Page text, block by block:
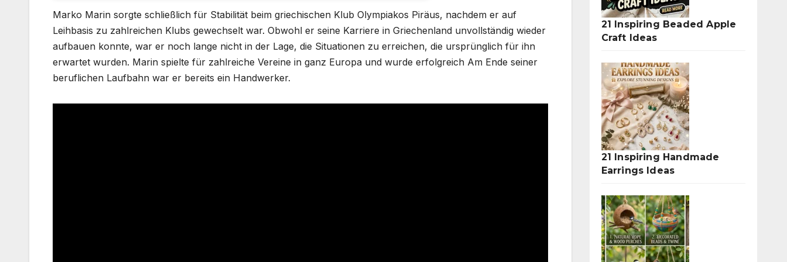
Marko Marin sorgte schließlich für Stabilität beim griechischen Klub Olympiakos Piräus, nachdem er auf
Leihbasis zu zahlreichen Klubs gewechselt war. Obwohl er seine Karriere in Griechenland unvollständig wieder
aufbauen konnte, war er noch lange nicht in der Lage, die Situationen zu erreichen, die ursprünglich für ihn
erwartet wurden. Marin spielte für zahlreiche Vereine in ganz Europa und wurde erfolgreich Am Ende seiner
beruflichen Laufbahn war er bereits ein Handwerker.
21 Inspiring Beaded Apple
Craft Ideas
21 Inspiring Handmade
Earrings Ideas